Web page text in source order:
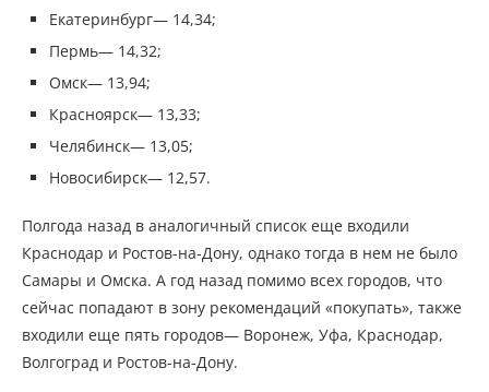
Екатеринбург— 14,34;
Пермь— 14,32;
Омск— 13,94;
Красноярск— 13,33;
Челябинск— 13,05;
Новосибирск— 12,57.
Полгода назад в аналогичный список еще входили
Краснодар и Ростов-на-Дону, однако тогда в нем не было
Самары и Омска. А год назад помимо всех городов, что
сейчас попадают в зону рекомендаций «покупать», также
входили еще пять городов— Воронеж, Уфа, Краснодар,
Волгоград и Ростов-на-Дону.